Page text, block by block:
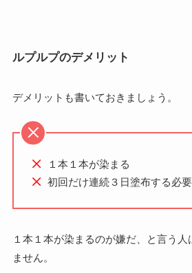
ルプルプのデメリット
デメリットも書いておきましょう。
１本１本が染まる
初回だけ連続３日塗布する必
１本１本が染まるのが嫌だ、と言う
ません。